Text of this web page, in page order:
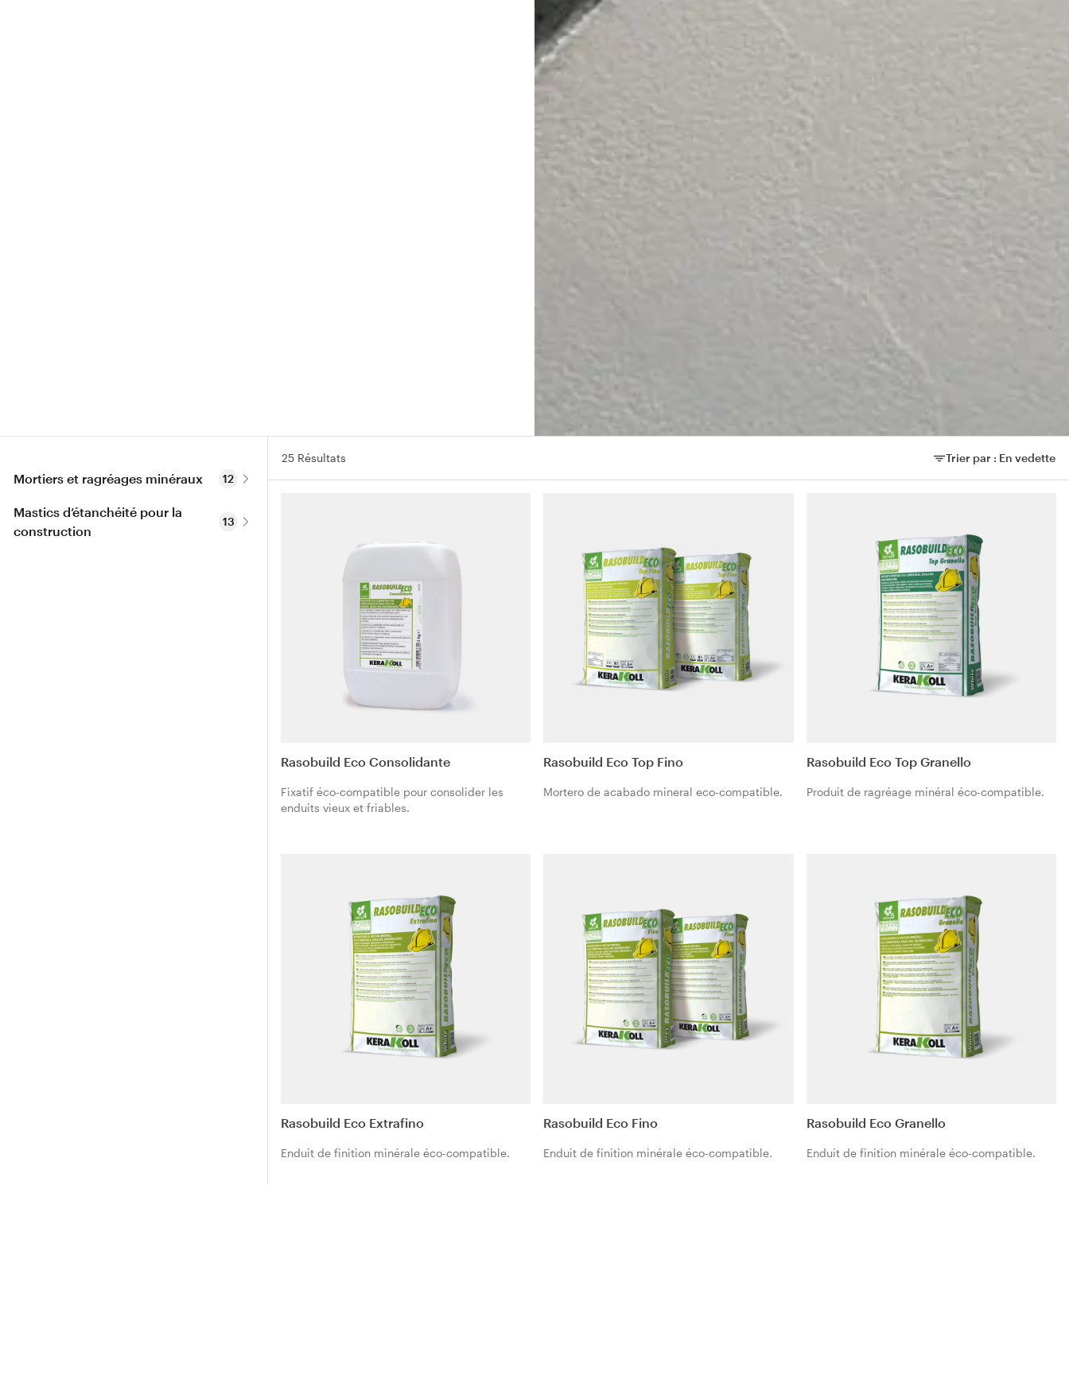
Mortiers et ragréages minéraux 12
Mastics d’étanchéité pour la
construction
13
25 Résultats Trier par : En vedette
Trier par :
Rasobuild Eco Consolidante
Fixatif éco-compatible pour consolider les
enduits vieux et friables.
Rasobuild Eco Top Fino
Mortero de acabado mineral eco-compatible.
Rasobuild Eco Top Granello
Produit de ragréage minéral éco-compatible.
Rasobuild Eco Extrafino
Enduit de finition minérale éco-compatible.
Rasobuild Eco Fino
Enduit de finition minérale éco-compatible.
Rasobuild Eco Granello
Enduit de finition minérale éco-compatible.